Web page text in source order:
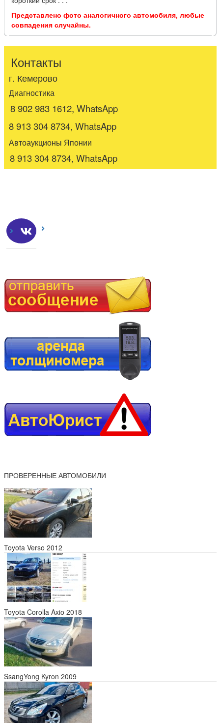
Представлено фото аналогичного автомобиля, любые
совпадения случайны.
Контакты
г. Кемерово
Диагностика
8 902 983 1612, WhatsApp
8 913 304 8734, WhatsApp
Автоаукционы Японии
8 913 304 8734, WhatsApp
ПРОВЕРЕННЫЕ АВТОМОБИЛИ
Toyota Verso 2012
Toyota Corolla Axio 2018
SsangYong Kyron 2009